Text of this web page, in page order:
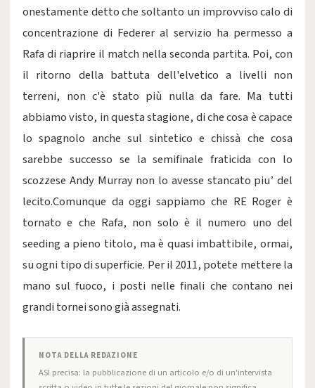
onestamente detto che soltanto un improvviso calo di
concentrazione di Federer al servizio ha permesso a
Rafa di riaprire il match nella seconda partita. Poi, con
il ritorno della battuta dell'elvetico a livelli non
terreni, non c'è stato più nulla da fare. Ma tutti
abbiamo visto, in questa stagione, di che cosa è capace
lo spagnolo anche sul sintetico e chissà che cosa
sarebbe successo se la semifinale fraticida con lo
scozzese Andy Murray non lo avesse stancato piu’ del
lecito.Comunque da oggi sappiamo che RE Roger è
tornato e che Rafa, non solo è il numero uno del
seeding a pieno titolo, ma è quasi imbattibile, ormai,
su ogni tipo di superficie. Per il 2011, potete mettere la
mano sul fuoco, i posti nelle finali che contano nei
grandi tornei sono già assegnati.
NOTA DELLA REDAZIONE
ASI precisa: la pubblicazione di un articolo e/o di un'intervista